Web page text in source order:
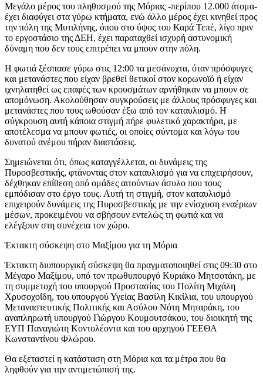
Μεγάλο μέρος του πληθυσμού της Μόριας -περίπου 12.000 άτομα-
έχει διαφύγει στα γύρω κτήματα, ενώ άλλο μέρος έχει κινηθεί προς
την πόλη της Μυτιλήνης, όπου στο ύψος του Καρά Τεπέ, λίγο πριν
το εργοστάσιο της ΔΕΗ, έχει παραταχθεί ισχυρή αστυνομική
δύναμη που δεν τους επιτρέπει να μπουν στην πόλη.
Η φωτιά ξέσπασε γύρω στις 12:00 τα μεσάνυχτα, όταν πρόσφυγες
και μετανάστες που είχαν βρεθεί θετικοί στον κορωνοϊό ή είχαν
ιχνηλατηθεί ως επαφές των κρουσμάτων αρνήθηκαν να μπουν σε
απομόνωση. Ακολούθησαν συγκρούσεις με άλλους πρόσφυγες και
μετανάστες που τους ωθούσαν έξω από τον καταυλισμό. Η
σύγκρουση αυτή κάποια στιγμή πήρε φυλετικό χαρακτήρα, με
αποτέλεσμα να μπουν φωτιές, οι οποίες σύντομα και λόγω του
δυνατού ανέμου πήραν διαστάσεις.
Σημειώνεται ότι, όπως καταγγέλλεται, οι δυνάμεις της
Πυροσβεστικής, φτάνοντας στον καταυλισμό για να επιχειρήσουν,
δέχθηκαν επίθεση οπό ομάδες αιτούντων άσυλο που τους
εμπόδισαν στο έργο τους. Αυτή τη στιγμή, στον καταυλισμό
επιχειρούν δυνάμεις της Πυροσβεστικής με την ενίσχυση εναέριων
μέσων, προκειμένου να σβήσουν εντελώς τη φωτιά και να
ελέγξουν στη συνέχεια τον χώρο.
Έκτακτη σύσκεψη στο Μαξίμου για τη Μόρια
Έκτακτη διυπουργική σύσκεψη θα πραγματοποιηθεί στις 09:30 στο
Μέγαρο Μαξίμου, υπό τον πρωθυπουργό Κυριάκο Μητσοτάκη, με
τη συμμετοχή του υπουργού Προστασίας του Πολίτη Μιχάλη
Χρυσοχοΐδη, του υπουργού Υγείας Βασίλη Κικίλια, του υπουργού
Μεταναστευτικής Πολιτικής και Ασύλου Νότη Μηταράκη, του
αναπληρωτή υπουργού Γιώργου Κουμουτσάκου, του διοικητή της
ΕΥΠ Παναγιώτη Κοντολέοντα και του αρχηγού ΓΕΕΘΑ
Κωνσταντίνου Φλώρου.
Θα εξεταστεί η κατάσταση στη Μόρια και τα μέτρα που θα
ληφθούν για την αντιμετώπισή της.